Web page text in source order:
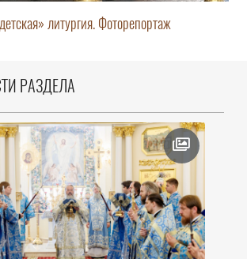
литургия. Фоторепортаж
РАЗДЕЛА